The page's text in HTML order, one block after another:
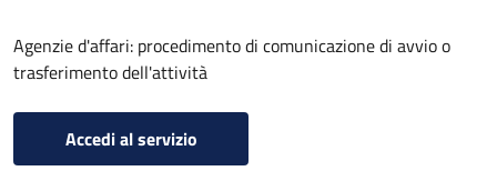
Agenzie d'affari: procedimento di comunicazione di avvio o
trasferimento dell'attività
Accedi al servizio